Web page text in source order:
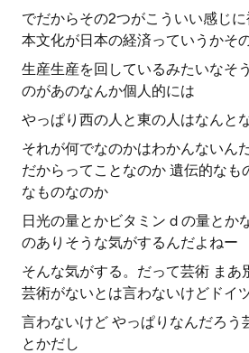
でだからその2つがこういい感じ
本文化が日本の経済っていうかそ
生産生産を回しているみたいなそ
のがあのなんか個人的には
やっぱり西の人と東の人はなんと
それが何でなのかはわかんないん
だからってことなのか 遺伝的なも
なものなのか
日光の量とかビタミン d の量とか
のありそうな気がするんだよねー
そんな気がする。だって芸術 まあ
芸術がないとは言わないけどドイ
言わないけど やっぱりなんだろう
とかだし